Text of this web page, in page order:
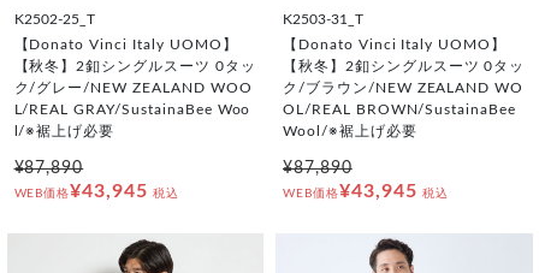
K2502-25_T
【Donato Vinci Italy UOMO】
【秋冬】2釦シングルスーツ 0タッ
ク/グレー/NEW ZEALAND WOO
L/REAL GRAY/SustainaBee Woo
l/※裾上げ必要
¥87,890
WEB価格¥43,945 税込
K2503-31_T
【Donato Vinci Italy UOMO】
【秋冬】2釦シングルスーツ 0タッ
ク/ブラウン/NEW ZEALAND WO
OL/REAL BROWN/SustainaBee
Wool/※裾上げ必要
¥87,890
WEB価格¥43,945 税込